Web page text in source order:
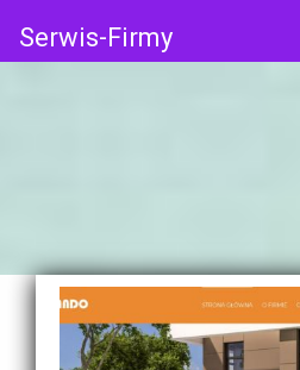
Serwis-Firmy